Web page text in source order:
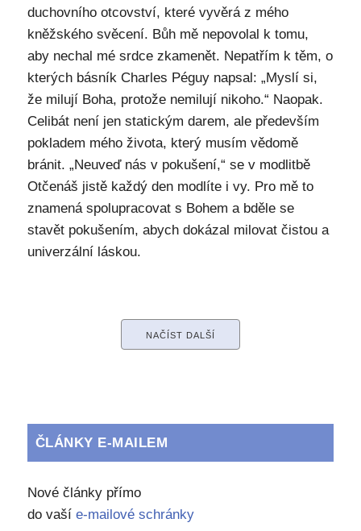
duchovního otcovství, které vyvěrá z mého
kněžského svěcení. Bůh mě nepovolal k tomu,
aby nechal mé srdce zkamenět. Nepatřím k těm, o
kterých básník Charles Péguy napsal: „Myslí si,
že milují Boha, protože nemilují nikoho.“ Naopak.
Celibát není jen statickým darem, ale především
pokladem mého života, který musím vědomě
bránit. „Neuveď nás v pokušení,“ se v modlitbě
Otčenáš jistě každý den modlíte i vy. Pro mě to
znamená spolupracovat s Bohem a bděle se
stavět pokušením, abych dokázal milovat čistou a
univerzální láskou.
NAČÍST DALŠÍ
ČLÁNKY E-MAILEM
Nové články přímo
do vaší e-mailové schránky